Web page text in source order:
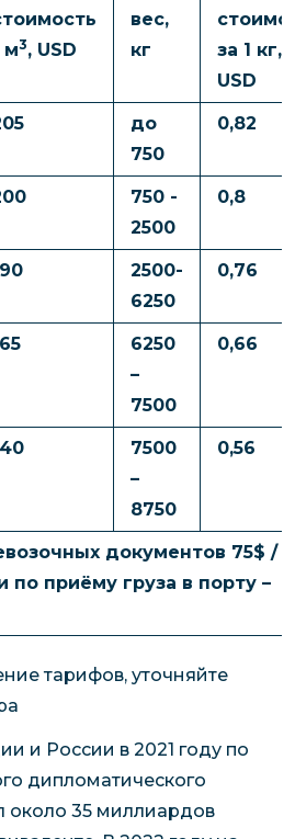
м3, USD
вес,
кг
за 1 кг,
USD
до
750
0,82
750 -
2500
0,8
2500-
6250
0,76
6250
–
7500
0,66
7500
–
8750
0,56
документов 75$ /
по приёму груза в порту –
тарифов, уточняйте
и России в 2021 году по
дипломатического
около 35 миллиардов